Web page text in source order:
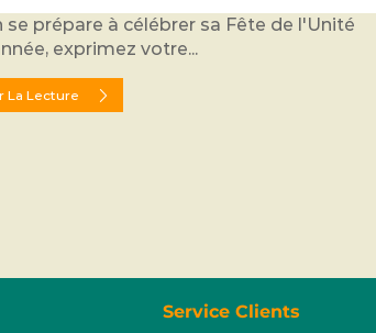
prépare à célébrer sa Fête de l'Unité
exprimez votre...
La Lecture
Service Clients